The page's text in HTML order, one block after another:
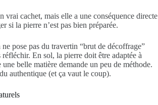
vrai cachet, mais elle a une conséquence directe
si la pierre n’est pas bien préparée.
ne pose pas du travertin “brut de décoffrage”
réfléchir. En sol, la pierre doit être adaptée à
une belle matière demande un peu de méthode.
authentique (et ça vaut le coup).